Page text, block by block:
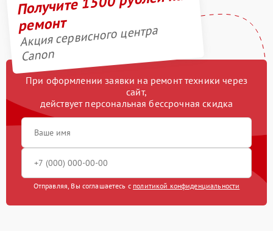
ремонт
Акция сервисного центра
Canon
При оформлении заявки на ремонт техники через
сайт,
действует персональная бессрочная скидка
Отправляя, Вы соглашаетесь с политикой конфиденциальности